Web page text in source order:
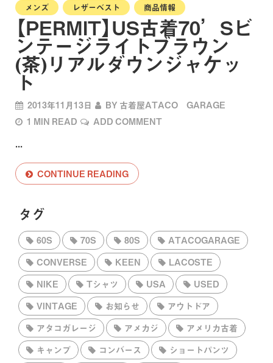
メンズ
レザーベスト 商品情報
【PERMIT】US古着70’Sビ
ンテージライトブラウン
(茶)リアルダウンジャケッ
ト
2013年11月13日 BY 古着屋ATACO GARAGE
1 MIN READ
ADD COMMENT
...
CONTINUE READING
タグ
60S 70S 80S
ATACOGARAGE
CONVERSE
KEEN
LACOSTE
NIKE
Tシャツ USA
USED
VINTAGE
お知らせ
アウトドア
アタコガレージ
アメカジ
アメリカ古着
キャンプ
コンバース
ショートパンツ